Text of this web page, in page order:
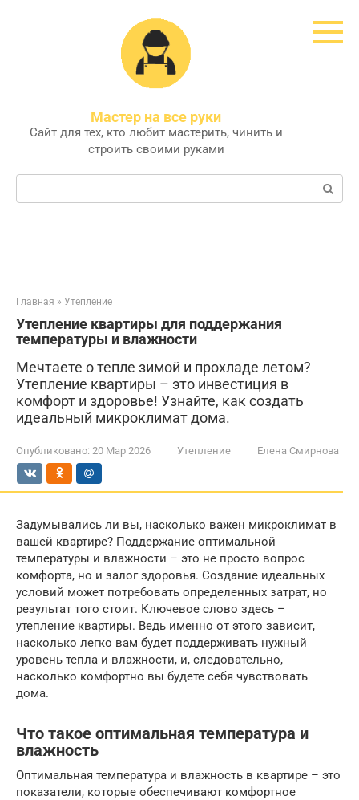
Мастер на все руки
Сайт для тех, кто любит мастерить, чинить и
строить своими руками
Поиск:
Главная » Утепление
Утепление квартиры для поддержания
температуры и влажности
Мечтаете о тепле зимой и прохладе летом?
Утепление квартиры – это инвестиция в
комфорт и здоровье! Узнайте, как создать
идеальный микроклимат дома.
Опубликовано: 20 Мар 2026 Утепление Елена Смирнова
Задумывались ли вы, насколько важен микроклимат в
вашей квартире? Поддержание оптимальной
температуры и влажности – это не просто вопрос
комфорта, но и залог здоровья. Создание идеальных
условий может потребовать определенных затрат, но
результат того стоит. Ключевое слово здесь –
утепление квартиры. Ведь именно от этого зависит,
насколько легко вам будет поддерживать нужный
уровень тепла и влажности, и, следовательно,
насколько комфортно вы будете себя чувствовать
дома.
Что такое оптимальная температура и
влажность
Оптимальная температура и влажность в квартире – это
показатели, которые обеспечивают комфортное